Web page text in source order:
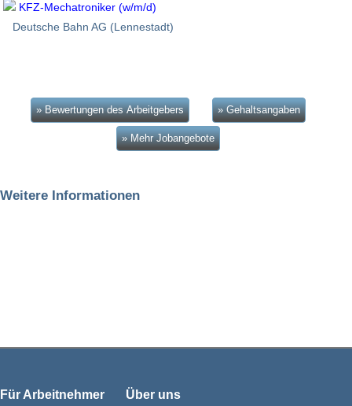
KFZ-Mechatroniker (w/m/d)
Deutsche Bahn AG (Lennestadt)
» Bewertungen des Arbeitgebers » Gehaltsangaben
» Mehr Jobangebote
Weitere Informationen
Für Arbeitnehmer Über uns